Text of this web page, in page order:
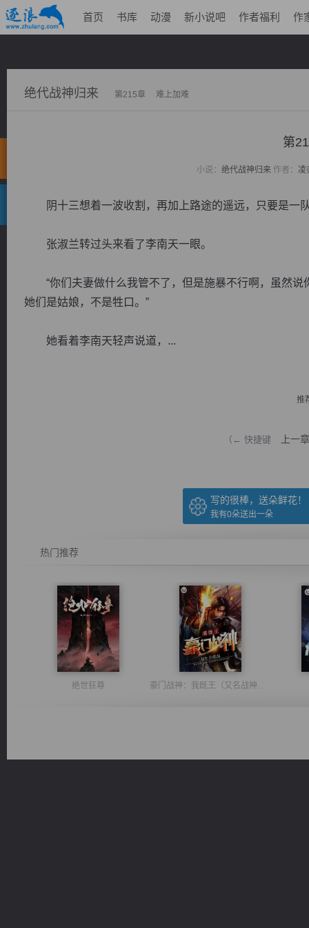
首页 书库 动漫 新小说吧 作者福利 作
绝代战神归来 第215章 难上加难
第
小说： 绝代战神归来作者： 凌
阴十三想着一波收割，再加上路途的遥远，只要是一
张淑兰转过头来看了李南天一眼。
“你们夫妻做什么我管不了，但是施暴不行啊，虽然说
她们是姑娘，不是牲口。”
她看着李南天轻声说道，...
推
（← 快捷键 上一章
写的很棒，送朵鲜花！
我有0朵送出一朵
热门推荐
绝世狂尊 豪门战神：我既王（又名战神归来不败神婿修罗战神）